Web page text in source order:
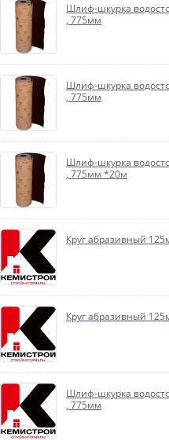
Шлиф-шкурка
, 775мм
Шлиф-шкурка
, 775мм
Шлиф-шкурка
, 775мм *20м
Круг абразивный
Круг абразивный
Шлиф-шкурка
, 775мм